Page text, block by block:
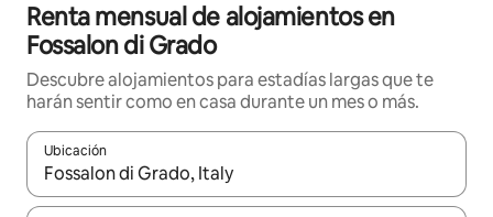
Renta mensual de alojamientos en
Fossalon di Grado
Descubre alojamientos para estadías largas que te
harán sentir como en casa durante un mes o más.
Ubicación
Cuando los resultados estén disponibles, navega con las